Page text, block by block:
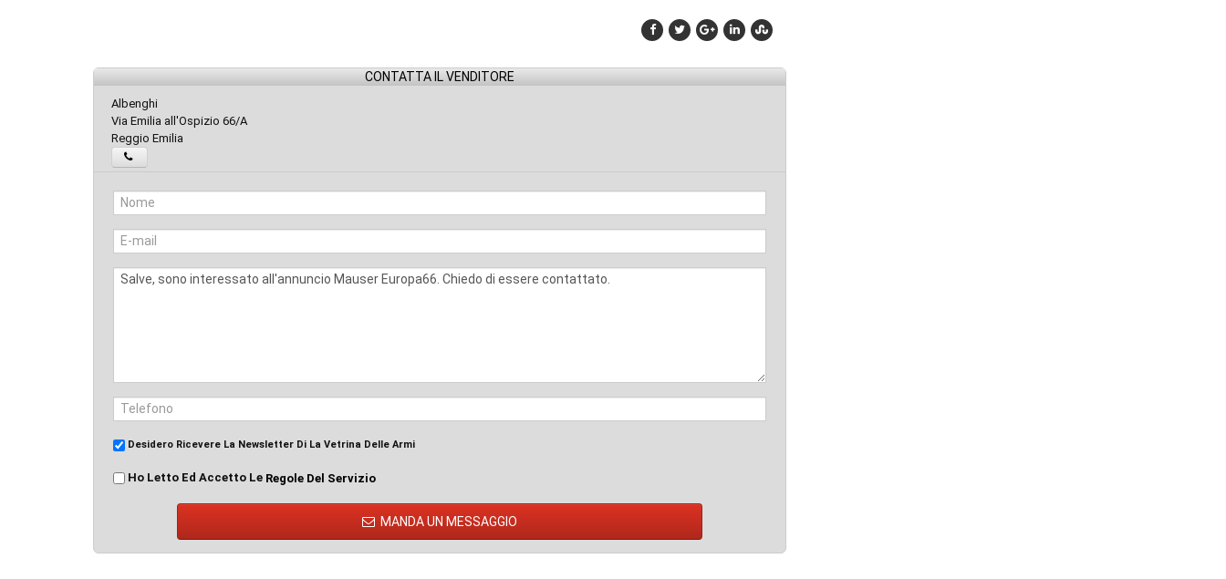
CONTATTA IL VENDITORE
Albenghi
Via Emilia all'Ospizio 66/A
Reggio Emilia
Desidero Ricevere La Newsletter Di La Vetrina Delle Armi
Ho Letto Ed Accetto Le Regole Del Servizio
MANDA UN MESSAGGIO